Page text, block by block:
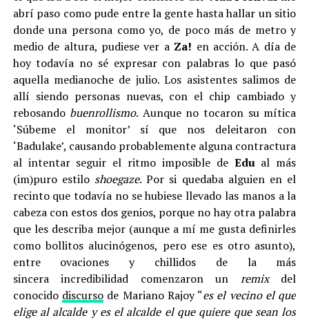
abrí paso como pude entre la gente hasta hallar un sitio
donde una persona como yo, de poco más de metro y
medio de altura, pudiese ver a Za! en acción. A día de
hoy todavía no sé expresar con palabras lo que pasó
aquella medianoche de julio. Los asistentes salimos de
allí siendo personas nuevas, con el chip cambiado y
rebosando buenrollismo. Aunque no tocaron su mítica
‘Súbeme el monitor’ sí que nos deleitaron con
‘Badulake’, causando probablemente alguna contractura
al intentar seguir el ritmo imposible de Edual más
(im)puro estilo shoegaze. Por si quedaba alguien en el
recinto que todavía no se hubiese llevado las manos a la
cabeza con estos dos genios, porque no hay otra palabra
que les describa mejor (aunque a mí me gusta definirles
como bollitos alucinógenos, pero ese es otro asunto),
entre ovaciones y chillidos de la más
sincera incredibilidad comenzaron un remixdel
conocido discursode Mariano Rajoy “es el vecino el que
elige al alcalde y es el alcalde el que quiere que sean los